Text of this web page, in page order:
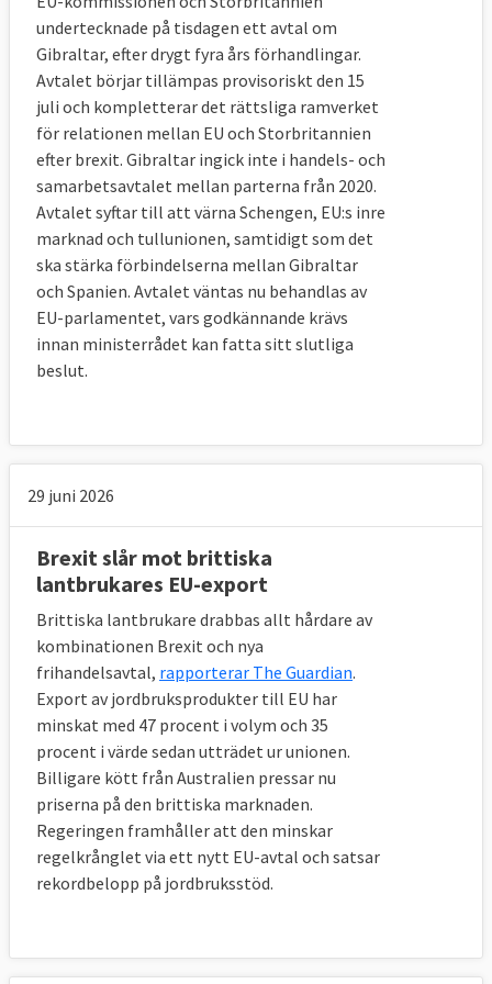
lämnar EU är att en majoritet britter, 51,9
procent mot 48,1 procent, i en
folkomröstning 2016 röstade för brexit.
En i mångas ögon avgörande fråga för
utfallet var en negativ syn på invandring i
Storbritannien. Men det finns även
nationalistiska strömningar som kan förklara
brexit, en uppfattning som kan
sammanfattas med att bara britter ska
bestämma om lagar och regler i
Storbritannien. Läs mer nedan om tidningen
The Telegraphs lista över 20 skäl för brexit.
6. Vad har man enats om i
Efter långa förhandlingar lyckades de båda
sidorna på tjänstemannanivå enas om
villkoren för utträdet i mitten av november
2018. Det är dock ännu osäkert om det
brittiska parlamentet kommer att godkänna
avtalet. Vad som händer om så sker är inte
klart, men EU-sidan har sagt att man inte är
villig att förhandla om avtalet.
Europaportalen har gått igenom de
delarna i utträdesavtalet och vad de väntas
innebära.
7. Vad händer med EU-medborgare i
Storbritannien och brittiska medborgare i
andra EU-länder?
De får (nästan) samma rättigheter som i
undertecknade på tisdagen ett avtal om
Gibraltar, efter drygt fyra års förhandlingar.
Avtalet börjar tillämpas provisoriskt den 15
juli och kompletterar det rättsliga ramverket
för relationen mellan EU och Storbritannien
efter brexit. Gibraltar ingick inte i handels- och
samarbetsavtalet mellan parterna från 2020.
Avtalet syftar till att värna Schengen, EU:s inre
marknad och tullunionen, samtidigt som det
ska stärka förbindelserna mellan Gibraltar
och Spanien. Avtalet väntas nu behandlas av
EU-parlamentet, vars godkännande krävs
innan ministerrådet kan fatta sitt slutliga
beslut.
29 juni 2026
Brexit slår mot brittiska
lantbrukares EU-export
Brittiska lantbrukare drabbas allt hårdare av
kombinationen Brexit och nya
frihandelsavtal, rapporterar The Guardian.
Export av jordbruksprodukter till EU har
minskat med 47 procent i volym och 35
procent i värde sedan utträdet ur unionen.
Billigare kött från Australien pressar nu
priserna på den brittiska marknaden.
Regeringen framhåller att den minskar
regelkrånglet via ett nytt EU-avtal och satsar
rekordbelopp på jordbruksstöd.